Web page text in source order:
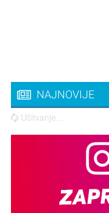
NAJNOVIJE
Učitvanje...